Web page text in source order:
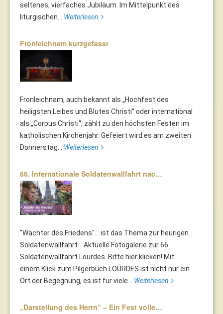
seltenes, vierfaches Jubiläum. Im Mittelpunkt des
liturgischen... Weiterlesen
Fronleichnam kurzgefasst
Fronleichnam, auch bekannt als „Hochfest des
heiligsten Leibes und Blutes Christi“ oder international
als „Corpus Christi“, zählt zu den höchsten Festen im
katholischen Kirchenjahr. Gefeiert wird es am zweiten
Donnerstag... Weiterlesen
66. Internationale Soldatenwallfahrt nac…
"Wächter des Friedens"... ist das Thema zur heurigen
Soldatenwallfahrt. Aktuelle Fotogalerie zur 66.
Soldatenwallfahrt Lourdes. Bitte hier klicken! Mit
einem Klick zum Pilgerbuch LOURDES ist nicht nur ein
Ort der Begegnung, es ist für viele... Weiterlesen
„Darstellung des Herrn“ – Ein Fest volle…